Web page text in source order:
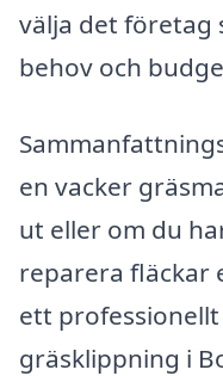
välja det företag
behov och
en vacker
ut eller om du
reparera fläckar
ett
gräsklippning i